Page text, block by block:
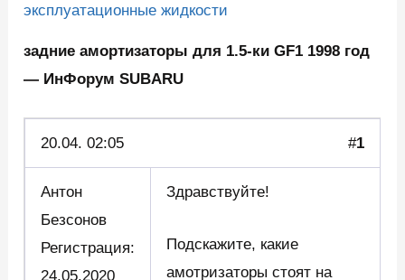
эксплуатационные жидкости
задние амортизаторы для 1.5-ки GF1 1998 год
— ИнФорум SUBARU
20.04. 02:05 #1
Антон
Безсонов
Регистрация:
24.05.2020
Здравствуйте!
Подскажите, какие
амотризаторы стоят на